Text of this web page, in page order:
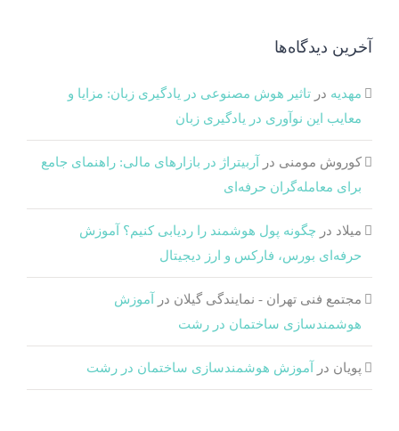
آخرین دیدگاه‌ها
مهدیه در تاثیر هوش مصنوعی در یادگیری زبان: مزایا و
معایب این نوآوری در یادگیری زبان
کوروش مومنی در
آربیتراژ در بازارهای مالی: راهنمای جامع
برای معامله‌گران حرفه‌ای
میلاد در چگونه پول هوشمند را ردیابی کنیم؟ آموزش
حرفه‌ای بورس، فارکس و ارز دیجیتال
مجتمع فنی تهران - نمایندگی گیلان در
آموزش
هوشمندسازی ساختمان در رشت
پویان در آموزش هوشمندسازی ساختمان در رشت